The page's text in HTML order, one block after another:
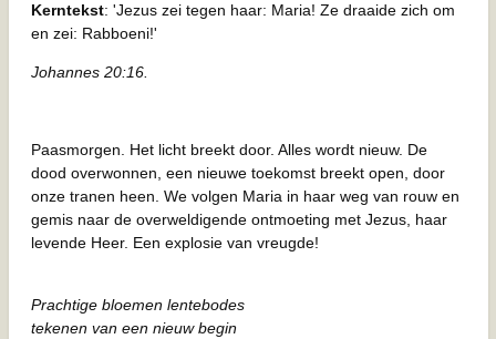
Kerntekst: 'Jezus zei tegen haar: Maria! Ze draaide zich om
en zei: Rabboeni!'
Johannes 20:16.
Paasmorgen. Het licht breekt door. Alles wordt nieuw. De
dood overwonnen, een nieuwe toekomst breekt open, door
onze tranen heen. We volgen Maria in haar weg van rouw en
gemis naar de overweldigende ontmoeting met Jezus, haar
levende Heer. Een explosie van vreugde!
Prachtige bloemen lentebodes
tekenen van een nieuw begin